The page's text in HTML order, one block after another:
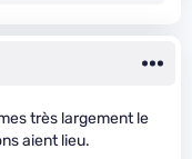
très largement le
aient lieu.